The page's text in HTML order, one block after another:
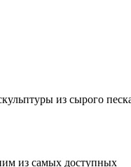
из сырого
из самых доступных